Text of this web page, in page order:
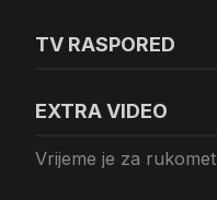
TV RASPORED
EXTRA VIDEO
Vrijeme je za rukomet